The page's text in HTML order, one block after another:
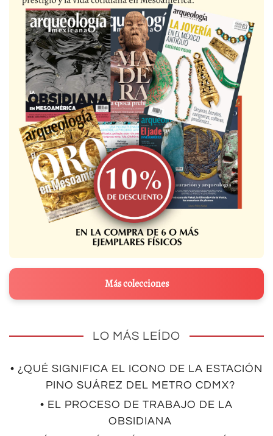
Más colecciones
LO MÁS LEÍDO
• ¿QUÉ SIGNIFICA EL ICONO DE LA ESTACIÓN
PINO SUÁREZ DEL METRO CDMX?
• EL PROCESO DE TRABAJO DE LA
OBSIDIANA